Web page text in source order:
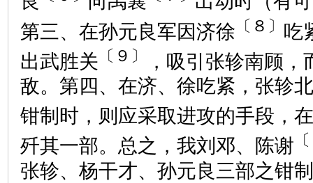
第三、在孙元良军因济徐 〔８〕 吃
出武胜关 〔９〕
，吸引张轸南顾
敌。第四、在济、徐吃紧，张轸
钳制时，则应采取进攻的手段，
歼其一部。总之，我刘邓、陈谢
张轸、杨干才、孙元良三部之钳